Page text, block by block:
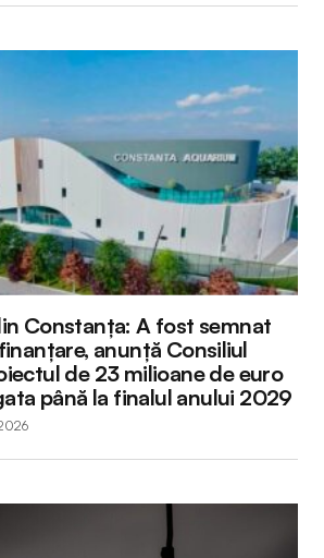
Constanța: A fost semnat
anunță Consiliul
de 23 milioane de euro
până la finalul anului 2029